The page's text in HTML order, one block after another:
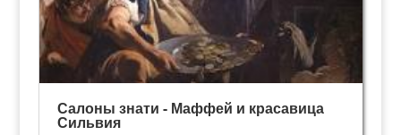
Салоны знати - Маффей и красавица
Сильвия